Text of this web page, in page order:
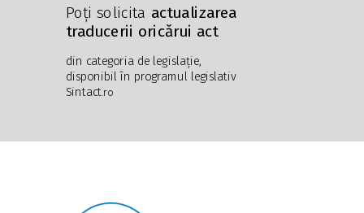
Poți solicita actualizarea
traducerii oricărui act
din categoria de legislație,
disponibil în programul legislativ
Sintact.ro